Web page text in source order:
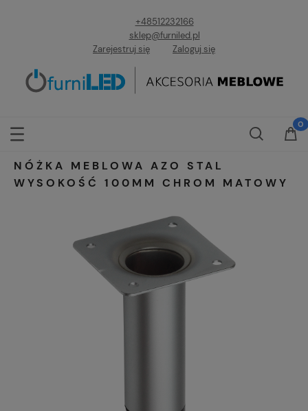
+48512232166
sklep@furniled.pl
Zarejestruj się
Zaloguj się
NÓŻKA MEBLOWA AZO STAL
WYSOKOŚĆ 100MM CHROM MATOWY